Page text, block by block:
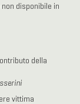
disponibile in
della
vittima